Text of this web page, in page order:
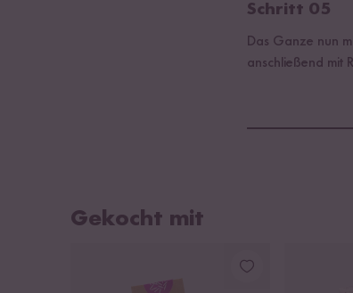
Schritt 05
Das Ganze nun
anschließend mit
Gekocht mit